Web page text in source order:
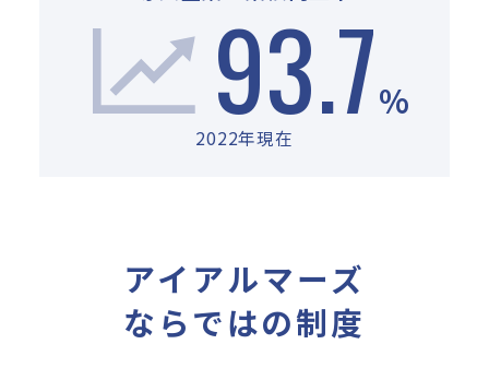
93.7%
2022年現在
アイアルマーズ
ならではの制度